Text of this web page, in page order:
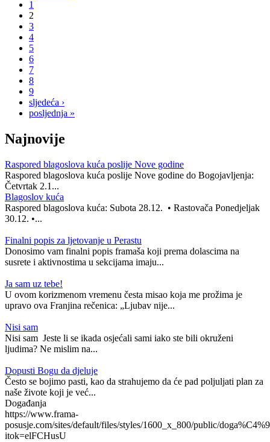
1
2
3
4
5
6
7
8
9
sljedeća ›
posljednja »
Najnovije
Raspored blagoslova kuća poslije Nove godine
Raspored blagoslova kuća poslije Nove godine do Bogojavljenja:
Četvrtak 2.1...
Blagoslov kuća
Raspored blagoslova kuća: Subota 28.12. • Rastovača Ponedjeljak
30.12. •...
Finalni popis za ljetovanje u Perastu
Donosimo vam finalni popis framaša koji prema dolascima na
susrete i aktivnostima u sekcijama imaju...
Ja sam uz tebe!
U ovom korizmenom vremenu česta misao koja me prožima je
upravo ova Franjina rečenica: „Ljubav nije...
Nisi sam
Nisi sam Jeste li se ikada osjećali sami iako ste bili okruženi
ljudima? Ne mislim na...
Dopusti Bogu da djeluje
Često se bojimo pasti, kao da strahujemo da će pad poljuljati plan za
naše živote koji je već...
Događanja
https://www.frama-
posusje.com/sites/default/files/styles/1600_x_800/public/
itok=elFCHusU